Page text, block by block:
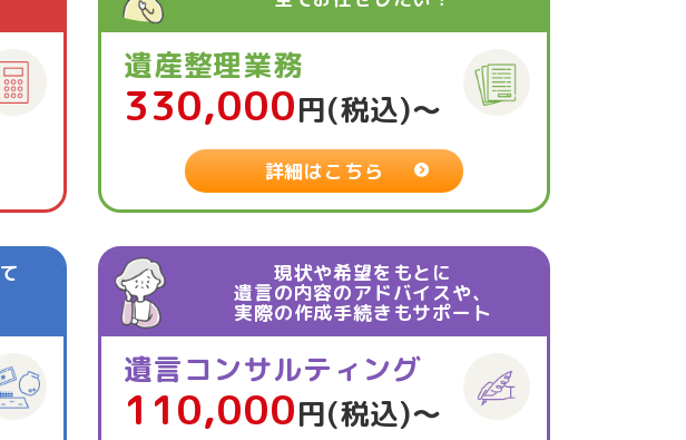
遺産整理業務
330,000円(税込)〜
詳細はこちら
現状や希望をもとに
遺言の内容のアドバイスや、
実際の作成手続きもサポート
遺言コンサルティング
110,000円(税込)〜